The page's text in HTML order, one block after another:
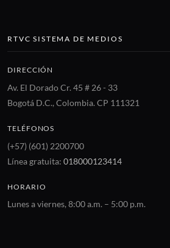
RTVC SISTEMA DE MEDIOS
DIRECCIÓN
Av. El Dorado Cr. 45 # 26 - 33
Bogotá D.C., Colombia. CP 111321
TELÉFONOS
(+57) (601) 2200700
Línea gratuita: 018000123414
HORARIO
Lunes a viernes, 8:00 a.m. – 5:00 p.m.